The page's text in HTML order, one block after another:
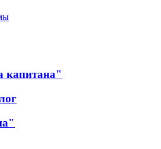
капитана"